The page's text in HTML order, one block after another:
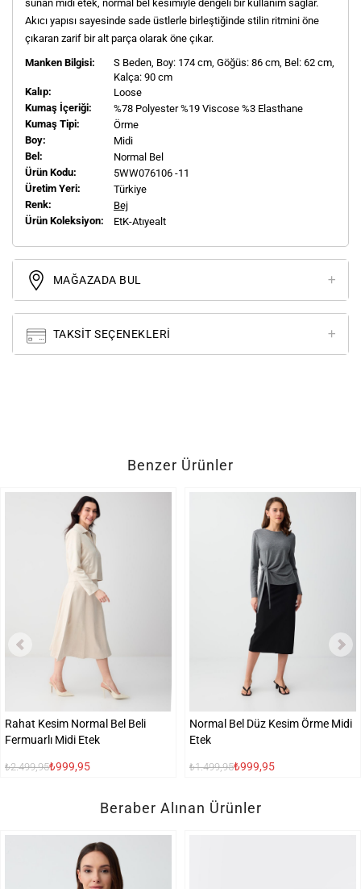
sunan midi etek, normal bel kesimiyle dengeli bir kullanım sağlar.
Akıcı yapısı sayesinde sade üstlerle birleştiğinde stilin ritmini öne
çıkaran zarif bir alt parça olarak öne çıkar.
Manken Bilgisi:
S Beden, Boy: 174 cm, Göğüs: 86 cm, Bel: 62 cm,
Kalça: 90 cm
Kalıp:
Loose
Kumaş İçeriği:
%78 Polyester %19 Viscose %3 Elasthane
Kumaş Tipi:
Örme
Boy:
Midi
Bel:
Normal Bel
Ürün Kodu:
5WW076106 -11
Üretim Yeri:
Türkiye
Renk:
Bej
Ürün Koleksiyon:
EtK-Atıyealt
MAĞAZADA BUL
TAKSIT SEÇENEKLERI
Benzer Ürünler
Rahat Kesim Normal Bel Beli
Fermuarlı Midi Etek
₺2.499,95₺999,95
Normal Bel Düz Kesim Örme Midi
Etek
₺1.499,95₺999,95
Beraber Alınan Ürünler